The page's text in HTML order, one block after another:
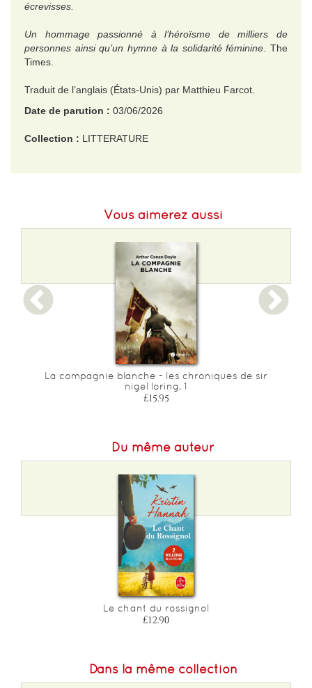
écrevisses.
Un hommage passionné à l’héroïsme de milliers de
personnes ainsi qu’un hymne à la solidarité féminine . The
Times.
Traduit de l’anglais (États-Unis) par Matthieu Farcot.
Date de parution : 03/06/2026
Collection : LITTERATURE
Vous aimerez aussi
La compagnie blanche - les chroniques de sir
nigel loring, 1
£15.95
Du même auteur
Le chant du rossignol
£12.90
Dans la même collection